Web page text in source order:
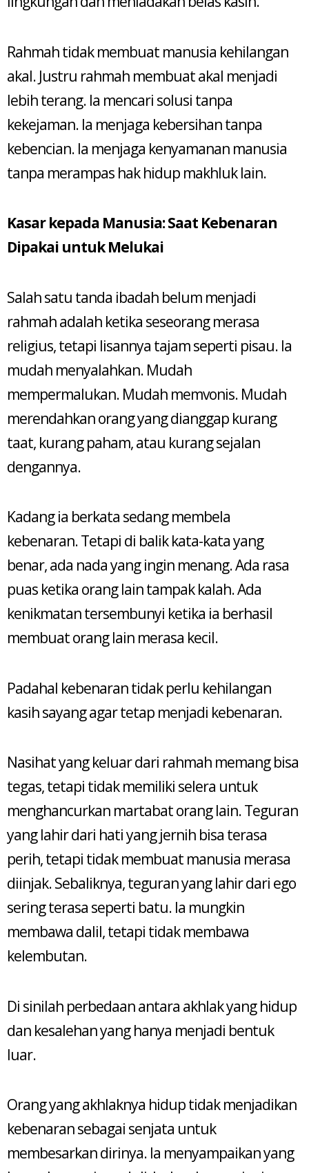
Rahmah tidak membuat manusia kehilangan
akal. Justru rahmah membuat akal menjadi
lebih terang. Ia mencari solusi tanpa
kekejaman. Ia menjaga kebersihan tanpa
kebencian. Ia menjaga kenyamanan manusia
tanpa merampas hak hidup makhluk lain.
Kasar kepada Manusia: Saat Kebenaran
Dipakai untuk Melukai
Salah satu tanda ibadah belum menjadi
rahmah adalah ketika seseorang merasa
religius, tetapi lisannya tajam seperti pisau. Ia
mudah menyalahkan. Mudah
mempermalukan. Mudah memvonis. Mudah
merendahkan orang yang dianggap kurang
taat, kurang paham, atau kurang sejalan
dengannya.
Kadang ia berkata sedang membela
kebenaran. Tetapi di balik kata-kata yang
benar, ada nada yang ingin menang. Ada rasa
puas ketika orang lain tampak kalah. Ada
kenikmatan tersembunyi ketika ia berhasil
membuat orang lain merasa kecil.
Padahal kebenaran tidak perlu kehilangan
kasih sayang agar tetap menjadi kebenaran.
Nasihat yang keluar dari rahmah memang bisa
tegas, tetapi tidak memiliki selera untuk
menghancurkan martabat orang lain. Teguran
yang lahir dari hati yang jernih bisa terasa
perih, tetapi tidak membuat manusia merasa
diinjak. Sebaliknya, teguran yang lahir dari ego
sering terasa seperti batu. Ia mungkin
membawa dalil, tetapi tidak membawa
kelembutan.
Di sinilah perbedaan antara akhlak yang hidup
dan kesalehan yang hanya menjadi bentuk
luar.
Orang yang akhlaknya hidup tidak menjadikan
kebenaran sebagai senjata untuk
membesarkan dirinya. Ia menyampaikan yang